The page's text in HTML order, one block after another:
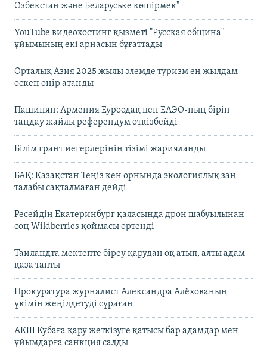
Өзбекстан және Беларуське көшірмек"
YouTube видеохостинг қызметі "Русская община"
ұйымының екі арнасын бұғаттады
Орталық Азия 2025 жылы әлемде туризм ең жылдам
өскен өңір атанды
Пашинян: Армения Еуроодақ пен ЕАЭО-ның бірін
таңдау жайлы референдум өткізбейді
Білім грант иегерлерінің тізімі жарияланды
БАҚ: Қазақстан Теңіз кен орнында экологиялық заң
талабы сақталмаған дейді
Ресейдің Екатеринбург қаласында дрон шабуылынан
соң Wildberries қоймасы өртенді
Таиландта мектепте біреу қарудан оқ атып, алты адам
қаза тапты
Прокуратура журналист Александра Алёхованың
үкімін жеңілдетуді сұраған
АҚШ Кубаға қару жеткізуге қатысы бар адамдар мен
ұйымдарға санкция салды